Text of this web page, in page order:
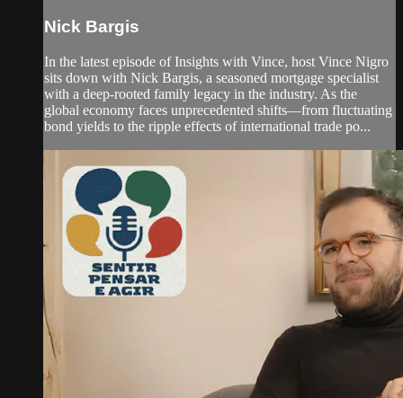
Nick Bargis
In the latest episode of Insights with Vince, host Vince Nigro
sits down with Nick Bargis, a seasoned mortgage specialist
with a deep-rooted family legacy in the industry. As the
global economy faces unprecedented shifts—from fluctuating
bond yields to the ripple effects of international trade po...